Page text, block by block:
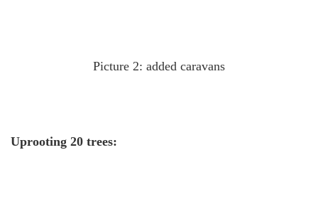
Picture 2: added caravans
Uprooting 20 trees: